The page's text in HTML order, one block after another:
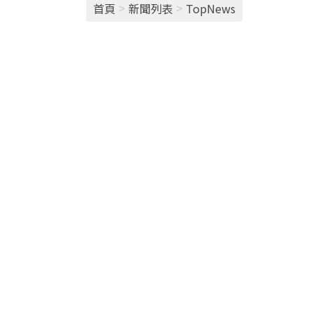
首頁 > 新聞列表 > TopNews